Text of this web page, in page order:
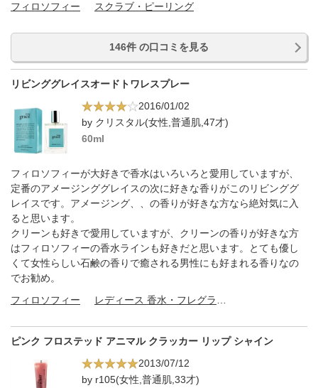
フィロソフィー
スクラブ・ピーリング
146件 の口コミを見る
リビンググレイスオードトワレスプレー
2016/01/02
by クリスタル(女性,普通肌,47才)
60ml
フィロソフィーが大好きで香水はいろいろと愛用していますが、
定番のアメージンググレイスの次に好きな香りがこのリビンググ
レイスです。アメージング、、の香りが好きな方なら絶対気に入
ると思います。
クリーンも好きで愛用していますが、クリーンの香りが好きな方
はフィロソフィーの香水ラインも好きだと思います。とても優し
くて女性らしい石鹸の香りで癒される男性にも好まれる香りなの
でお勧め。
フィロソフィー
ピンク フロステッド アニマル クラッカー リップ シャイン
2013/07/12
by r105(女性,普通肌,33才)